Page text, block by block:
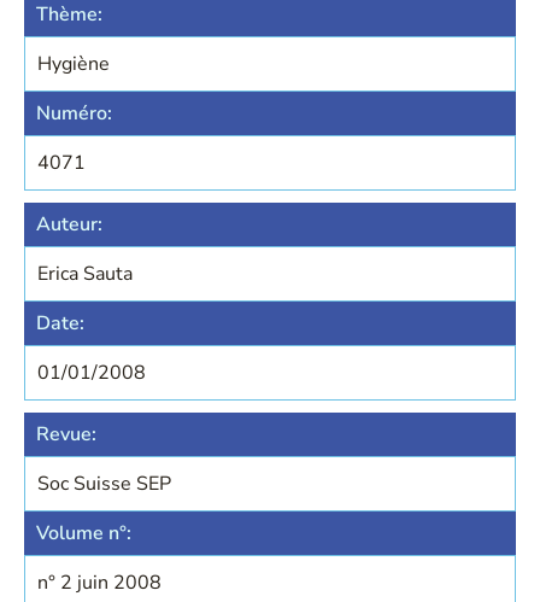
Thème:
Hygiène
Numéro:
4071
Auteur:
Erica Sauta
Date:
01/01/2008
Revue:
Soc Suisse SEP
Volume n°:
n° 2 juin 2008